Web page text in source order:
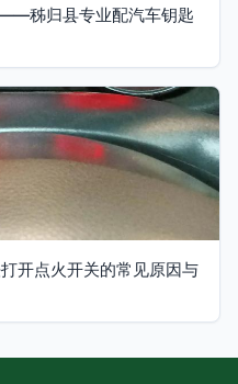
秭归县专业配汽车钥匙
开点火开关的常见原因与